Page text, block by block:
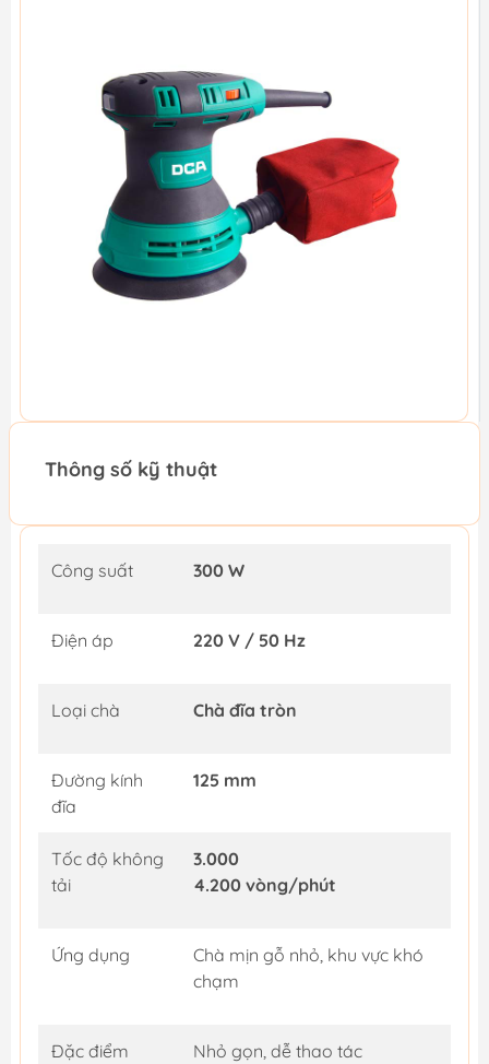
Thông số kỹ thuật
Công suất 300 W
Điện áp 220 V / 50 Hz
Loại chà Chà đĩa tròn
Đường kính
đĩa
125 mm
Tốc độ không
tải
3.000
4.200 vòng/phút
Ứng dụng
Chà mịn gỗ nhỏ, khu vực khó
chạm
Đặc điểm Nhỏ gọn, dễ thao tác